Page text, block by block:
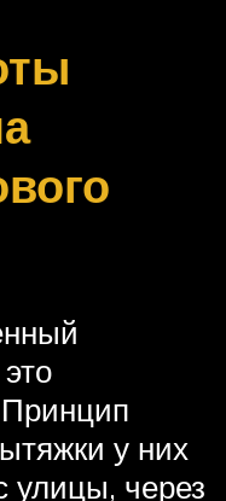
у них
улицы, через